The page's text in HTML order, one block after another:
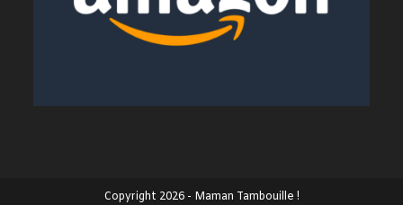
Copyright 2026 - Maman Tambouille !